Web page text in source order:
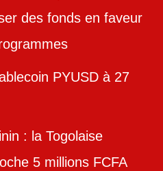
des fonds en faveur
PYUSD à 27
: la Togolaise
5 millions FCFA